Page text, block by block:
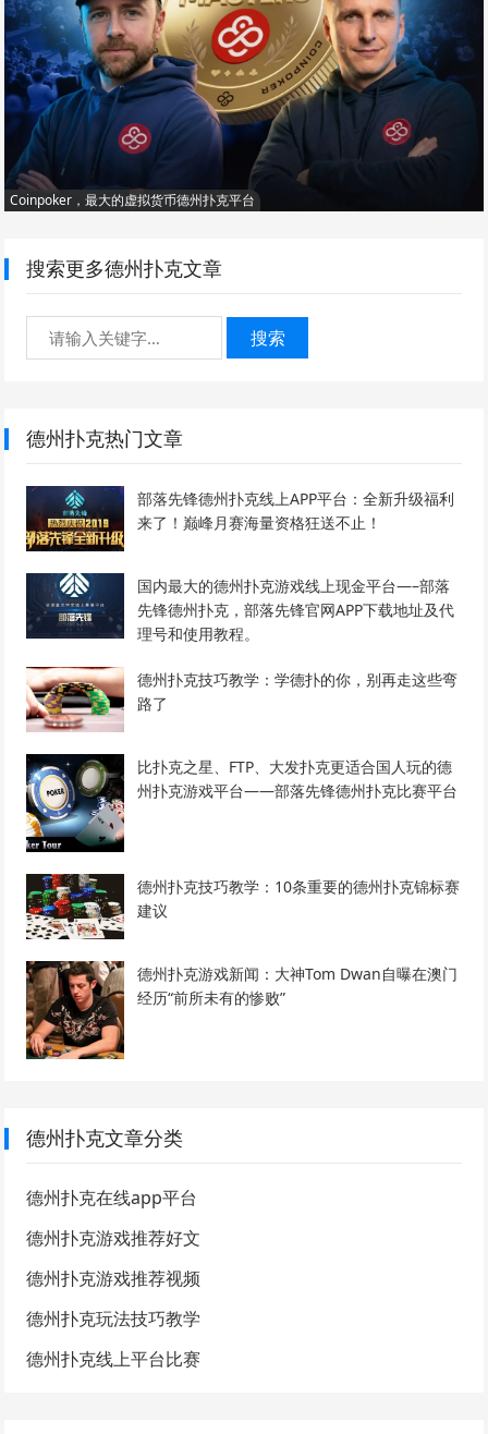
Coinpoker，最大的虚拟货币德州扑克平台
搜索更多德州扑克文章
搜索
德州扑克热门文章
部落先锋德州扑克线上APP平台：全新升级福利
来了！巅峰月赛海量资格狂送不止！
国内最大的德州扑克游戏线上现金平台—–部落
先锋德州扑克，部落先锋官网APP下载地址及代
理号和使用教程。
德州扑克技巧教学：学德扑的你，别再走这些弯
路了
比扑克之星、FTP、大发扑克更适合国人玩的德
州扑克游戏平台——部落先锋德州扑克比赛平台
德州扑克技巧教学：10条重要的德州扑克锦标赛
建议
德州扑克游戏新闻：大神Tom Dwan自曝在澳门
经历“前所未有的惨败”
德州扑克文章分类
德州扑克在线app平台
德州扑克游戏推荐好文
德州扑克游戏推荐视频
德州扑克玩法技巧教学
德州扑克线上平台比赛